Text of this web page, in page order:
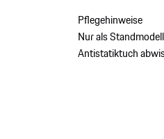
Pflegehinweise
Nur als
Antistatiktuch